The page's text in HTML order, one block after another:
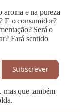
aroma e na pureza
E o consumidor?
Será o
Fará sentido
Subscrever
que também